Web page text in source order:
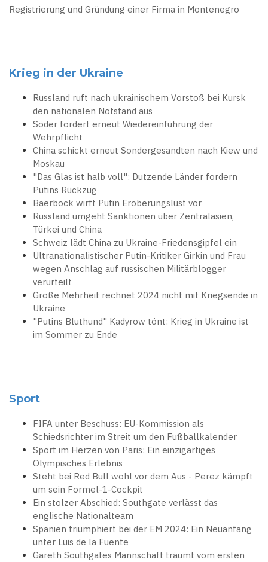
Registrierung und Gründung einer Firma in Montenegro
Krieg in der Ukraine
Russland ruft nach ukrainischem Vorstoß bei Kursk
den nationalen Notstand aus
Söder fordert erneut Wiedereinführung der
Wehrpflicht
China schickt erneut Sondergesandten nach Kiew und
Moskau
"Das Glas ist halb voll": Dutzende Länder fordern
Putins Rückzug
Baerbock wirft Putin Eroberungslust vor
Russland umgeht Sanktionen über Zentralasien,
Türkei und China
Schweiz lädt China zu Ukraine-Friedensgipfel ein
Ultranationalistischer Putin-Kritiker Girkin und Frau
wegen Anschlag auf russischen Militärblogger
verurteilt
Große Mehrheit rechnet 2024 nicht mit Kriegsende in
Ukraine
"Putins Bluthund" Kadyrow tönt: Krieg in Ukraine ist
im Sommer zu Ende
Sport
FIFA unter Beschuss: EU-Kommission als
Schiedsrichter im Streit um den Fußballkalender
Sport im Herzen von Paris: Ein einzigartiges
Olympisches Erlebnis
Steht bei Red Bull wohl vor dem Aus - Perez kämpft
um sein Formel-1-Cockpit
Ein stolzer Abschied: Southgate verlässt das
englische Nationalteam
Spanien triumphiert bei der EM 2024: Ein Neuanfang
unter Luis de la Fuente
Gareth Southgates Mannschaft träumt vom ersten